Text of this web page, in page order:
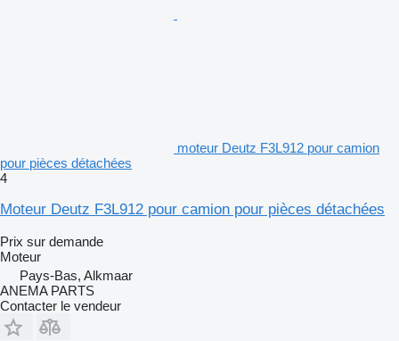
moteur Deutz F3L912 pour camion
pour pièces détachées
4
Moteur Deutz F3L912 pour camion pour pièces détachées
Prix sur demande
Moteur
Pays-Bas, Alkmaar
ANEMA PARTS
Contacter le vendeur